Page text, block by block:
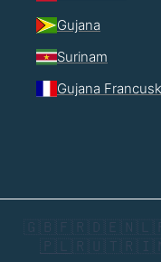
Gujana
Surinam
Gujana
🇬🇧 🇫🇷 🇩🇪 🇳🇱
🇵🇱 🇷🇺 🇹🇷